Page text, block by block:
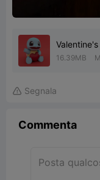
16.39MB
 Segnala
Commenta